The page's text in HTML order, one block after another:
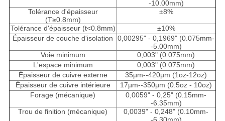
-10.00mm)
Tolérance d'épaisseur
(T≥0.8mm)
±8%
Tolérance d'épaisseur (t<0.8mm)
±10%
Épaisseur de couche d'isolation
0,00295" - 0,1969" (0.075mm-
-5.00mm)
Voie minimum
0,003" (0.075mm)
L'espace minimum
0,003" (0.075mm)
Épaisseur de cuivre externe
35µm--420µm (1oz-12oz)
Épaisseur de cuivre intérieure
17µm--350µm (0.5oz - 10oz)
Forage (mécanique)
0,0059" - 0,25" (0.15mm-
-6.35mm)
Trou de finition (mécanique)
0,0039" - 0,248" (0.10mm-